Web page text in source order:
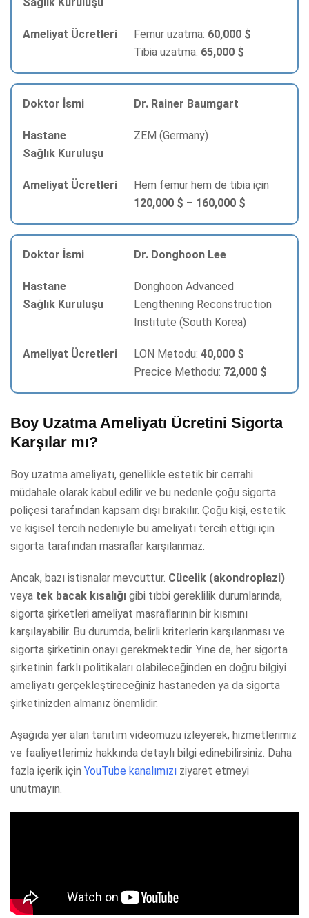
Femur uzatma: 60,000 $
Tibia uzatma: 65,000 $
Dr. Rainer Baumgart
ZEM (Germany)
Hem femur hem de tibia için
120,000 $ – 160,000 $
Dr. Donghoon Lee
Donghoon Advanced
Lengthening Reconstruction
Institute (South Korea)
LON Metodu: 40,000 $
Precice Methodu: 72,000 $
Boy Uzatma Ameliyatı Ücretini Sigorta
Karşılar mı?
Boy uzatma ameliyatı, genellikle estetik bir cerrahi
müdahale olarak kabul edilir ve bu nedenle çoğu sigorta
poliçesi tarafından kapsam dışı bırakılır. Çoğu kişi, estetik
ve kişisel tercih nedeniyle bu ameliyatı tercih ettiği için
sigorta tarafından masraflar karşılanmaz.
Ancak, bazı istisnalar mevcuttur. Cücelik (akondroplazi)
veya tek bacak kısalığı gibi tıbbi gereklilik durumlarında,
sigorta şirketleri ameliyat masraflarının bir kısmını
karşılayabilir. Bu durumda, belirli kriterlerin karşılanması ve
sigorta şirketinin onayı gerekmektedir. Yine de, her sigorta
şirketinin farklı politikaları olabileceğinden en doğru bilgiyi
ameliyatı gerçekleştireceğiniz hastaneden ya da sigorta
şirketinizden almanız önemlidir.
Aşağıda yer alan tanıtım videomuzu izleyerek, hizmetlerimiz
ve faaliyetlerimiz hakkında detaylı bilgi edinebilirsiniz. Daha
fazla içerik için YouTube kanalımızı ziyaret etmeyi
unutmayın.